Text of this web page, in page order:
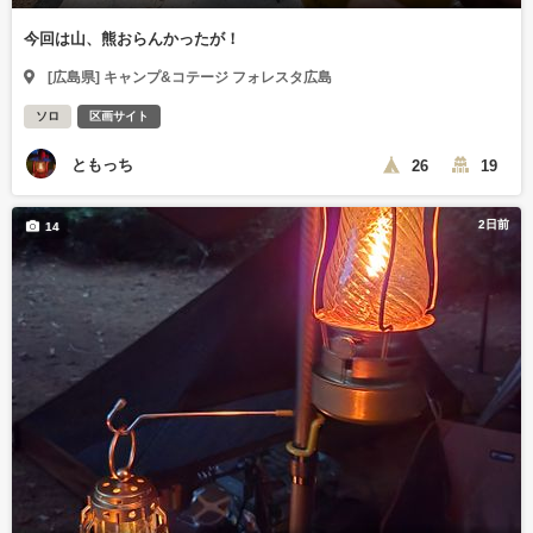
今回は山、熊おらんかったが！
[広島県] キャンプ&コテージ フォレスタ広島
ソロ 区画サイト
ともっち 26 19
2日前
14